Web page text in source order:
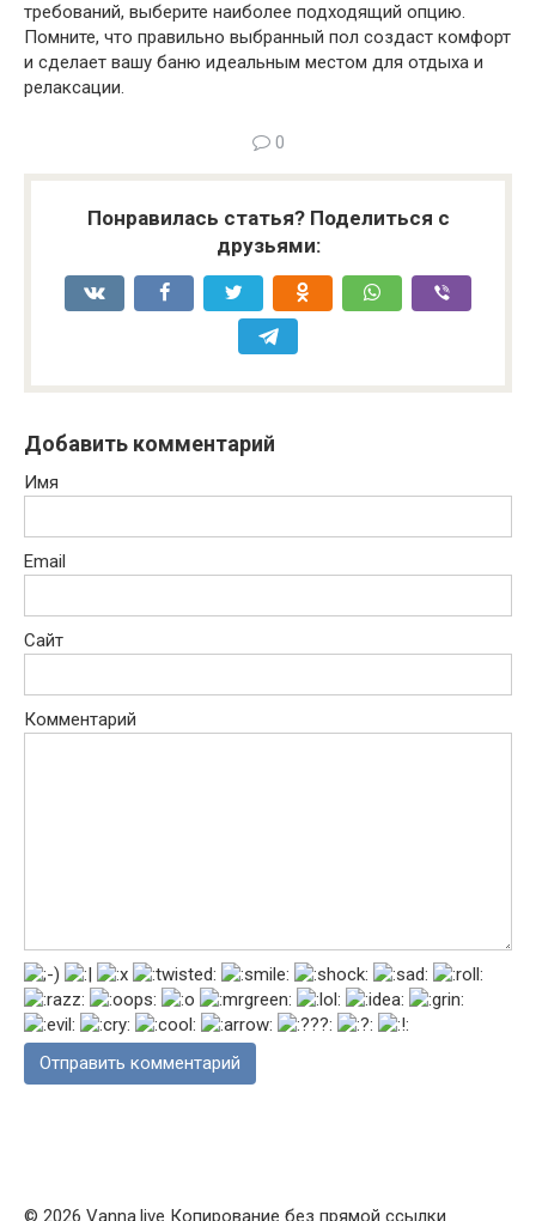
требований, выберите наиболее подходящий опцию.
Помните, что правильно выбранный пол создаст комфорт
и сделает вашу баню идеальным местом для отдыха и
релаксации.
0
Понравилась статья? Поделиться с
друзьями:
Добавить комментарий
Имя
Email
Сайт
Комментарий
© 2026 Vanna.live Копирование без прямой ссылки